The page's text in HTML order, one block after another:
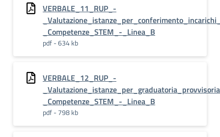
VERBALE_11_RUP_-
_Competenze_STEM_-_Linea_B
pdf - 634 kb
VERBALE_12_RUP_-
_Competenze_STEM_-_Linea_B
pdf - 798 kb